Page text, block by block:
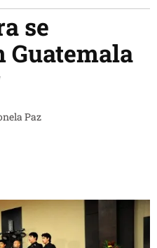
se
Guatemala
Paz